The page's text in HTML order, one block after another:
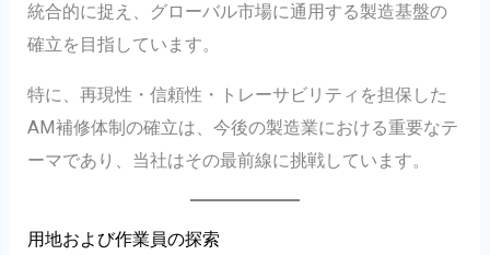
統合的に捉え、グローバル市場に通用する製造基盤の
確立を目指しています。
特に、再現性・信頼性・トレーサビリティを担保した
AM補修体制の確立は、今後の製造業における重要なテ
ーマであり、当社はその最前線に挑戦しています。
用地および作業員の探索